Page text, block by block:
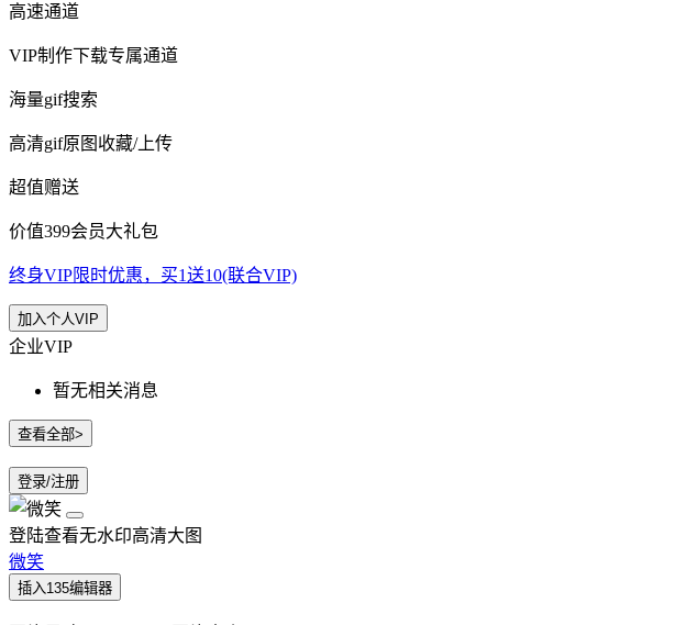
高速通道
VIP制作下载专属通道
海量gif搜索
高清gif原图收藏/上传
超值赠送
价值399会员大礼包
终身VIP限时优惠，买1送10(联合VIP)
加入个人VIP
企业VIP
暂无相关消息
查看全部>
登录/注册
登陆查看无水印高清大图
微笑
插入135编辑器